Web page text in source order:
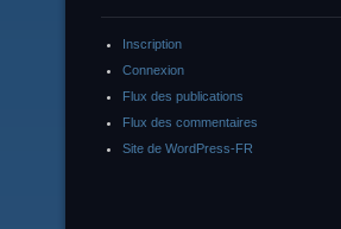
Inscription
Connexion
Flux des publications
Flux des commentaires
Site de WordPress-FR